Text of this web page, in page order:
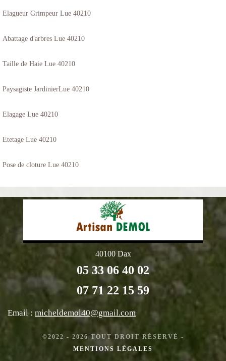
Elagueur Grimpeur Lue 40210
Abattage d'arbres Lue 40210
Taille de Haie Lue 40210
Paysagiste JardinierLue 40210
Elagage Lue 40210
Etetage Lue 40210
Pose de cloture Lue 40210
40100 Dax
05 33 06 40 02
07 71 22 15 59
Email : micheldemol40@gmail.com
©2022 - 2026 TOUT DROIT RÉSERVÉ -
MENTIONS LÉGALES